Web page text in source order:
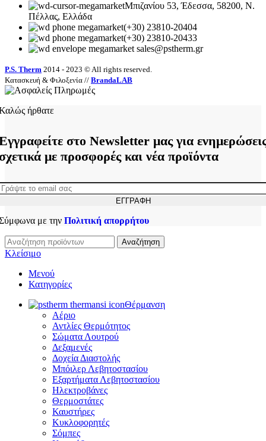
Μπιζανίου 53, Έδεσσα, 58200, Ν.
Πέλλας, Ελλάδα
(+30) 23810-20404
(+30) 23810-20433
sales@pstherm.gr
P.S. Therm 2014 - 2023 © All rights reserved.
Κατασκευή & Φιλοξενία // BrandaLAB
ήρθατε
στο Newsletter μας για
με προσφορές και νέα προϊόντα
με την Πολιτική απορρήτου
Αναζήτηση
Κλείσιμο
Μενού
Κατηγορίες
Θέρμανση
Αέριο
Αντλίες Θερμότητος
Σώματα Λουτρού
Δεξαμενές
Δοχεία Διαστολής
Μπόιλερ Λεβητοστασίου
Εξαρτήματα Λεβητοστασίου
Ηλεκτροβάνες
Θερμοστάτες
Καυστήρες
Κυκλοφορητές
Σόμπες